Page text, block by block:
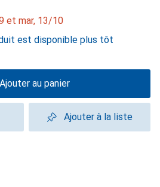
et mar, 13/10
est disponible plus tôt
Ajouter au panier
Ajouter à la liste